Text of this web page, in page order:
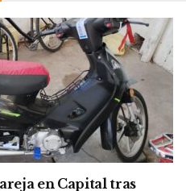
en Capital tras